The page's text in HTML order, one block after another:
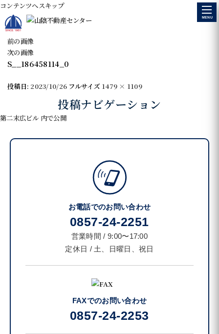
コンテンツへスキップ
MENU
前の画像
次の画像
S__186458114_0
投稿日: 2023/10/26 フルサイズ 1479 × 1109
投稿ナビゲーション
第二末広ビル 内で公開
お電話でのお問い合わせ
0857-24-2251
営業時間 / 9:00〜17:00
定休日 / 土、日曜日、祝日
FAXでのお問い合わせ
0857-24-2253